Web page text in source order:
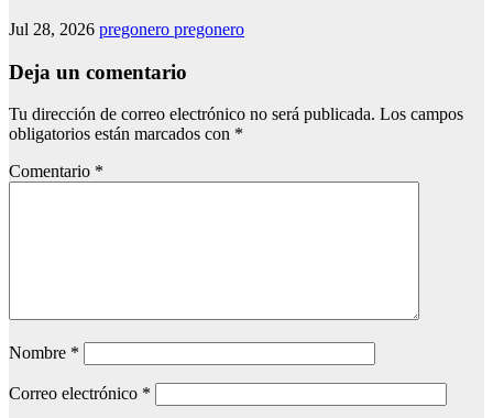
Jul 28, 2026 pregonero pregonero
Deja un comentario
Tu dirección de correo electrónico no será publicada. Los campos
obligatorios están marcados con *
Comentario *
Nombre *
Correo electrónico *